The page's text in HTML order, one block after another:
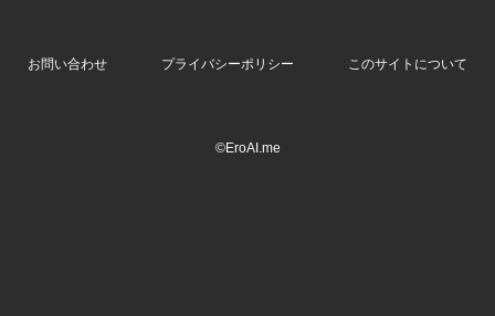
お問い合わせ プライバシーポリシー このサイトについて
©EroAI.me